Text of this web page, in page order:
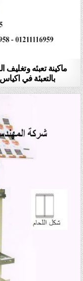
ماكينة تعبئه وتغليف
بالتعبئة في اكياس موديل 905